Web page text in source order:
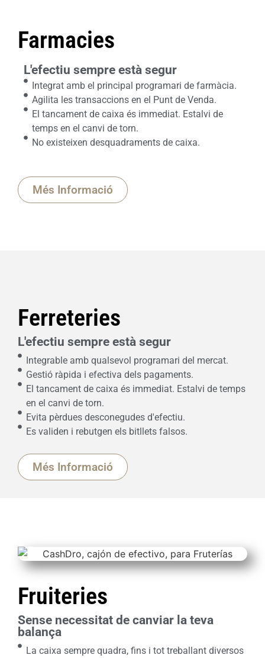
Farmacies
L'efectiu sempre està segur
Integrat amb el principal programari de farmàcia.
Agilita les transaccions en el Punt de Venda.
El tancament de caixa és immediat. Estalvi de
temps en el canvi de torn.
No existeixen desquadraments de caixa.
Més Informació
Ferreteries
L'efectiu sempre està segur
Integrable amb qualsevol programari del mercat.
Gestió ràpida i efectiva dels pagaments.
El tancament de caixa és immediat. Estalvi de temps
en el canvi de torn.
Evita pèrdues desconegudes d'efectiu.
Es validen i rebutgen els bitllets falsos.
Més Informació
Fruiteries
Sense necessitat de canviar la teva
balança
La caixa sempre quadra, fins i tot treballant diversos